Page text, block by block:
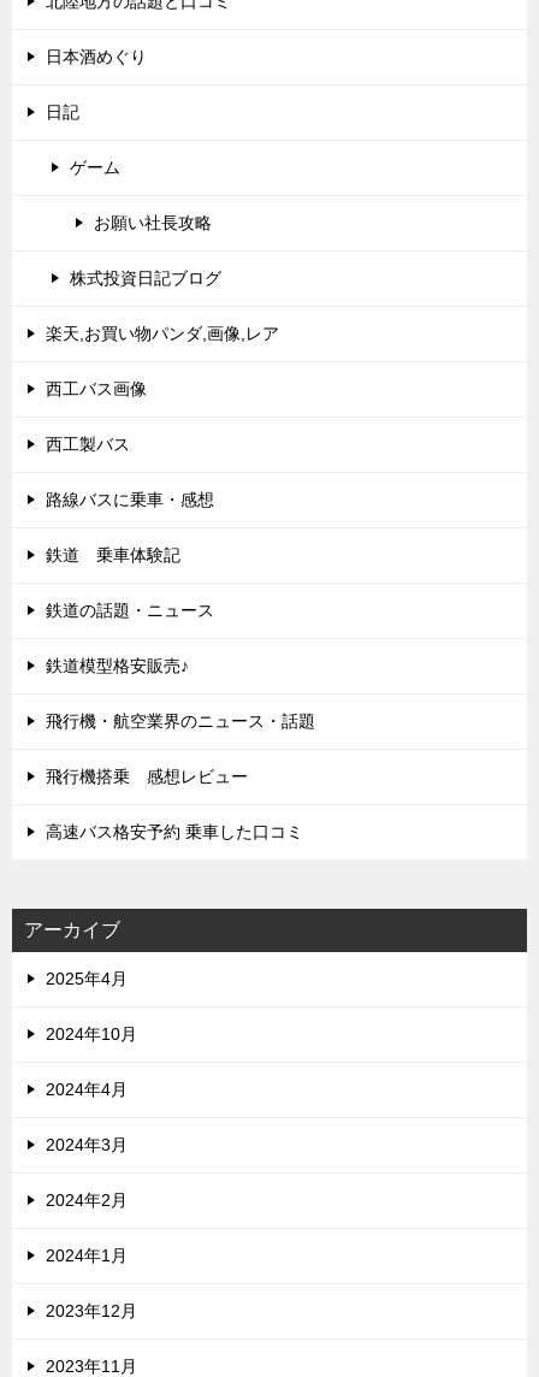
日本酒めぐり
日記
ゲーム
お願い社長攻略
株式投資日記ブログ
楽天,お買い物パンダ,画像,レア
西工バス画像
西工製バス
路線バスに乗車・感想
鉄道 乗車体験記
鉄道の話題・ニュース
鉄道模型格安販売♪
飛行機・航空業界のニュース・話題
飛行機搭乗 感想レビュー
高速バス格安予約 乗車した口コミ
アーカイブ
2025年4月
2024年10月
2024年4月
2024年3月
2024年2月
2024年1月
2023年12月
2023年11月